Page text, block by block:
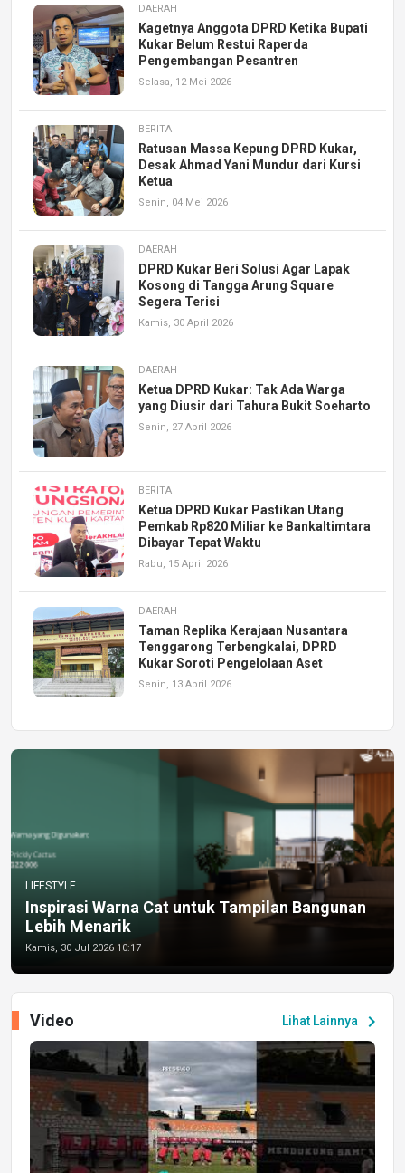
DAERAH
Kagetnya Anggota DPRD Ketika Bupati
Kukar Belum Restui Raperda
Pengembangan Pesantren
Selasa, 12 Mei 2026
BERITA
Ratusan Massa Kepung DPRD Kukar,
Desak Ahmad Yani Mundur dari Kursi
Ketua
Senin, 04 Mei 2026
DAERAH
DPRD Kukar Beri Solusi Agar Lapak
Kosong di Tangga Arung Square
Segera Terisi
Kamis, 30 April 2026
DAERAH
Ketua DPRD Kukar: Tak Ada Warga
yang Diusir dari Tahura Bukit Soeharto
Senin, 27 April 2026
BERITA
Ketua DPRD Kukar Pastikan Utang
Pemkab Rp820 Miliar ke Bankaltimtara
Dibayar Tepat Waktu
Rabu, 15 April 2026
DAERAH
Taman Replika Kerajaan Nusantara
Tenggarong Terbengkalai, DPRD
Kukar Soroti Pengelolaan Aset
Senin, 13 April 2026
LIFESTYLE
Inspirasi Warna Cat untuk Tampilan Bangunan
Lebih Menarik
Kamis, 30 Jul 2026 10:17
Lihat Lainnya chevron_right
Video